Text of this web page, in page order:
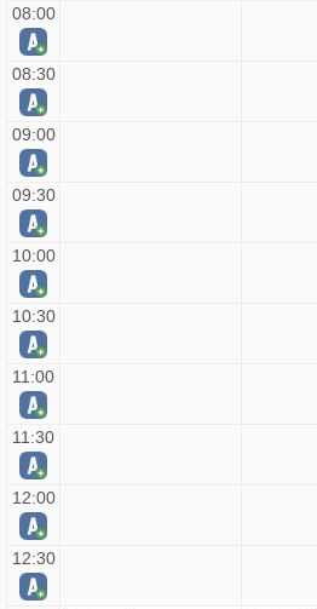
08:00
08:30
09:00
09:30
10:00
10:30
11:00
11:30
12:00
12:30